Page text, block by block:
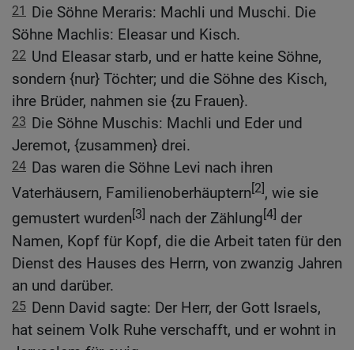
21 Die Söhne Meraris: Machli und Muschi. Die
Söhne Machlis: Eleasar und Kisch.
22 Und Eleasar starb, und er hatte keine Söhne,
sondern {nur} Töchter; und die Söhne des Kisch,
ihre Brüder, nahmen sie {zu Frauen}.
23 Die Söhne Muschis: Machli und Eder und
Jeremot, {zusammen} drei.
24 Das waren die Söhne Levi nach ihren
Vaterhäusern, Familienoberhäuptern[2], wie sie
gemustert wurden[3] nach der Zählung[4] der
Namen, Kopf für Kopf, die die Arbeit taten für den
Dienst des Hauses des Herrn, von zwanzig Jahren
an und darüber.
25 Denn David sagte: Der Herr, der Gott Israels,
hat seinem Volk Ruhe verschafft, und er wohnt in